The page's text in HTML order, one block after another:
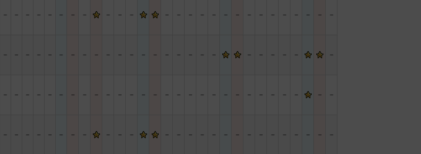
－ － － － － － － － － － － － － － － － － － － － － － － － － －
－ － － － － － － － － － － － － － － － － － － － － － － － －
－ － － － － － － － － － － － － － － － － － － － － － － － － － － －
－ － － － － － － － － － － － － － － － － － － － － － － － － －